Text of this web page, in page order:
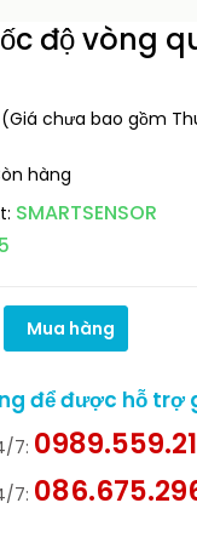
độ vòng
(Giá chưa bao gồm
hàng
SMARTSENSOR
Mua hàng
để được hỗ trợ
7:
7: